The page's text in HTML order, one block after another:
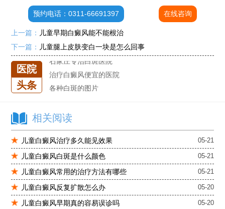
预约电话：0311-66691397 在线咨询
上一篇： 儿童早期白癜风能不能根治
下一篇： 儿童腿上皮肤变白一块是怎么回事
医院
头条
白癜风发病多久进入扩散期
小孩有白斑是怎么回事
石家庄治白癜风的正规医院
石家庄远大中医皮肤医院怎么样
石家庄专治白斑医院
治疗白癜风便宜的医院
各种白斑的图片
肚子上有几块白色斑块怎么治
相关阅读
儿童白癜风治疗多久能见效果 05-21
儿童白癜风白斑是什么颜色 05-21
儿童白癜风常用的治疗方法有哪些 05-21
儿童白癜风反复扩散怎么办 05-20
儿童白癜风早期真的容易误诊吗 05-20